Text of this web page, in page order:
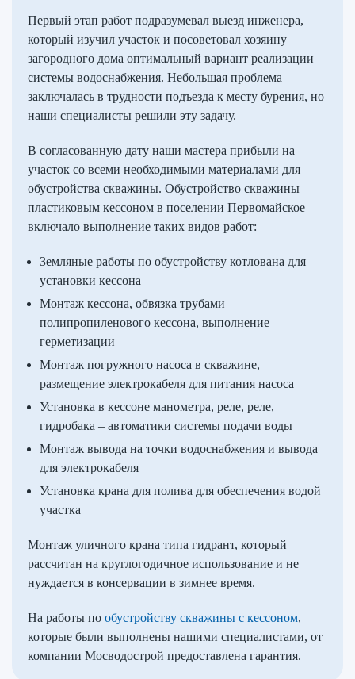
Первый этап работ подразумевал выезд инженера,
который изучил участок и посоветовал хозяину
загородного дома оптимальный вариант реализации
системы водоснабжения. Небольшая проблема
заключалась в трудности подъезда к месту бурения, но
наши специалисты решили эту задачу.
В согласованную дату наши мастера прибыли на
участок со всеми необходимыми материалами для
обустройства скважины. Обустройство скважины
пластиковым кессоном в поселении Первомайское
включало выполнение таких видов работ:
Земляные работы по обустройству котлована для
установки кессона
Монтаж кессона, обвязка трубами
полипропиленового кессона, выполнение
герметизации
Монтаж погружного насоса в скважине,
размещение электрокабеля для питания насоса
Установка в кессоне манометра, реле, реле,
гидробака – автоматики системы подачи воды
Монтаж вывода на точки водоснабжения и вывода
для электрокабеля
Установка крана для полива для обеспечения водой
участка
Монтаж уличного крана типа гидрант, который
рассчитан на круглогодичное использование и не
нуждается в консервации в зимнее время.
На работы по обустройству скважины с кессоном,
которые были выполнены нашими специалистами, от
компании Мосводострой предоставлена гарантия.